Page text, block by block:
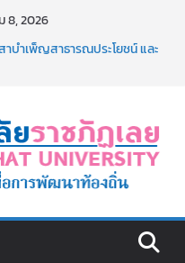
8, 2026
บำเพ็ญสาธารณประโยชน์ และ
เปิดบ้าน LRU ครั้งที่ 4 เปิดให้
าในฝัน สู่อนาคตที่ใช่
จงกับคณะอนุกรรมาธิการ